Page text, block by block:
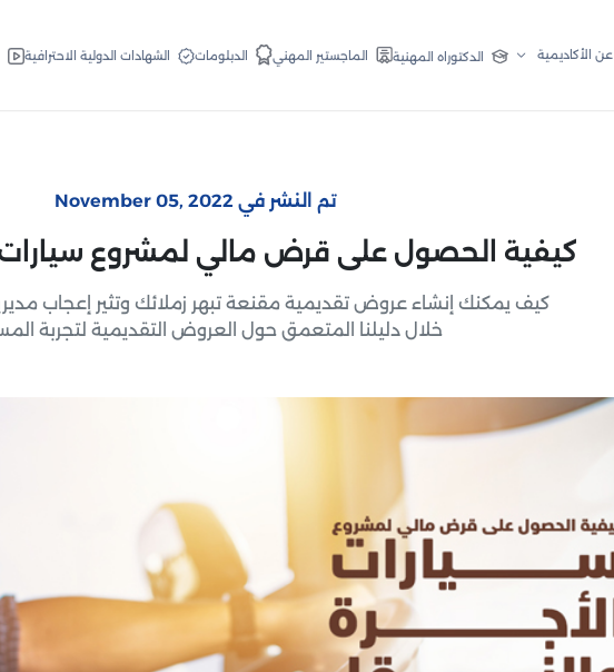
عن الأكاديمية الدكتوراه المهنية الماجستير المهني الدبلومات الشهادات الدولية الاحترافية
تم النشر في November 05, 2022
كيفية الحصول على قرض مالي لمشروع سيارات
كيف يمكنك إنشاء عروض تقديمية مقنعة تبهر زملائك وتثير إعجاب
خلال دليلنا المتعمق حول العروض التقديمية لتجربة